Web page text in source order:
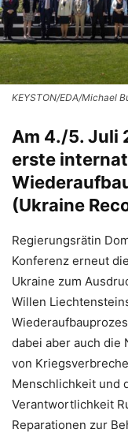
KEYSTON/EDA/Michael
Am 4./5. Juli
erste
(Ukraine
Regierungsrätin
Konferenz erneut
Ukraine zum
Willen
dabei aber auch die
von
Menschlichkeit und
Verantwortlichkeit
Reparationen zur